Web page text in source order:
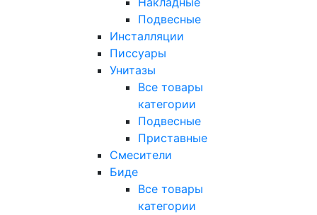
Подвесные
Инсталляции
Писсуары
Унитазы
Все товары
категории
Подвесные
Приставные
Смесители
Биде
Все товары
категории